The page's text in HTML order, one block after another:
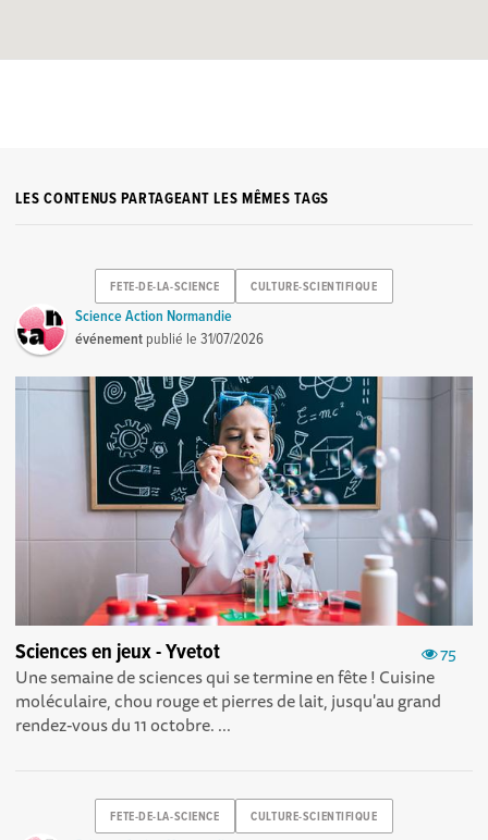
LES CONTENUS PARTAGEANT LES MÊMES TAGS
FETE-DE-LA-SCIENCE CULTURE-SCIENTIFIQUE
Science Action Normandie
événement publié le31/07/2026
75
Sciences en jeux - Yvetot
Une semaine de sciences qui se termine en fête ! Cuisine
moléculaire, chou rouge et pierres de lait, jusqu'au grand
rendez-vous du 11 octobre. ...
FETE-DE-LA-SCIENCE CULTURE-SCIENTIFIQUE